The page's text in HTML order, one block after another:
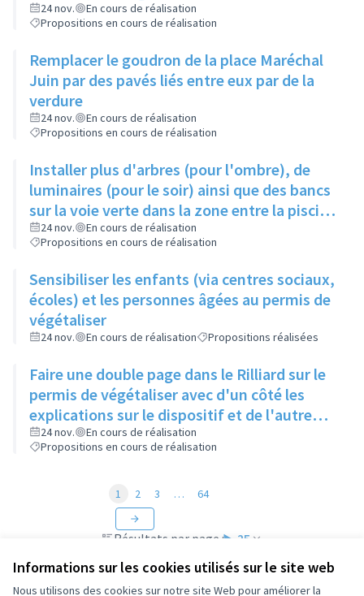
Informations sur les cookies utilisés sur le site web
Nous utilisons des cookies sur notre site Web pour améliorer la
pour stimuler la biodiversité sur la place du
Château à la Roue
24 nov.
En cours de réalisation
Propositions en cours de réalisation
Remplacer le goudron de la place Maréchal
Juin par des pavés liés entre eux par de la
verdure
24 nov.
En cours de réalisation
Propositions en cours de réalisation
Installer plus d'arbres (pour l'ombre), de
luminaires (pour le soir) ainsi que des bancs
sur la voie verte dans la zone entre la piscine
et la rue de l'Industrie
24 nov.
En cours de réalisation
Propositions en cours de réalisation
Sensibiliser les enfants (via centres sociaux,
écoles) et les personnes âgées au permis de
végétaliser
24 nov. En cours de réalisation Propositions réalisées
Faire une double page dans le Rilliard sur le
permis de végétaliser avec d'un côté les
explications sur le dispositif et de l'autre
côté des exemples concrets de lieux à
investir
24 nov.
En cours de réalisation
Propositions en cours de réalisation
Résultats par page : 25
1 2 3 … 64